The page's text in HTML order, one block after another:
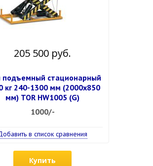
205 500 руб.
подъемный стационарный
кг 240-1300 мм (2000х850
мм) TOR HW1005 (G)
1000/-
в список сравнения
Купить